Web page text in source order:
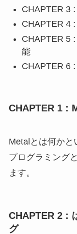
CHAPTER 3
CHAPTER 4
CHAPTER 5
能
CHAPTER 6
CHAPTER 1 :
Metalとは何かと
プログラミング
ます。
CHAPTER 2 :
グ